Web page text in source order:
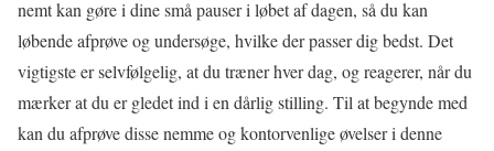
nemt kan gøre i dine små pauser i løbet af dagen, så du kan
løbende afprøve og undersøge, hvilke der passer dig bedst. Det
vigtigste er selvfølgelig, at du træner hver dag, og reagerer, når du
mærker at du er gledet ind i en dårlig stilling. Til at begynde med
kan du afprøve disse nemme og kontorvenlige øvelser i denne